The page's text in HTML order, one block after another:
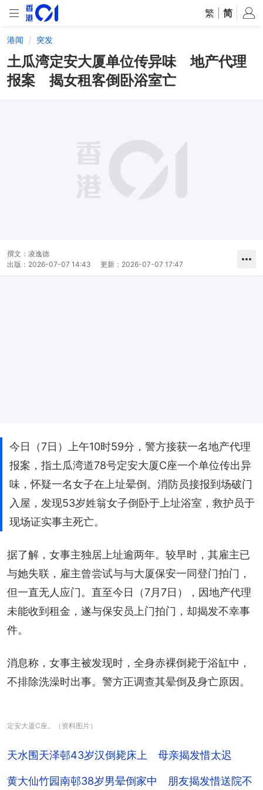
繁 简
港闻 突发
土瓜湾定安大厦单位传异味 地产代理
报案 揭女租客倒卧浴室亡
撰文： 凌逸德
出版： 2026-07-07 14:43 更新： 2026-07-07 17:47
今日（7日）上午10时59分，警方接获一名地产代理
报案，指土瓜湾道78号定安大厦C座一个单位传出异
味，怀疑一名女子在上址晕倒。消防员接报到场破门
入屋，发现53岁姓翁女子倒卧于上址浴室，救护员于
现场证实事主死亡。
据了解，女事主独居上址逾两年。较早时，其雇主已
与她失联，雇主曾尝试与与大厦保安一同登门拍门，
但一直无人应门。直至今日（7月7日），因地产代理
未能收到租金，遂与保安员上门拍门，却揭发不幸事
件。
消息称，女事主被发现时，全身赤裸倒毙于浴缸中，
不排除洗澡时出事。警方正调查其晕倒及身亡原因。
定安大厦C座。（资料图片）
天水围天泽邨43岁汉倒毙床上 母亲揭发惜太迟
黄大仙竹园南邨38岁男晕倒家中 朋友揭发惜送院不